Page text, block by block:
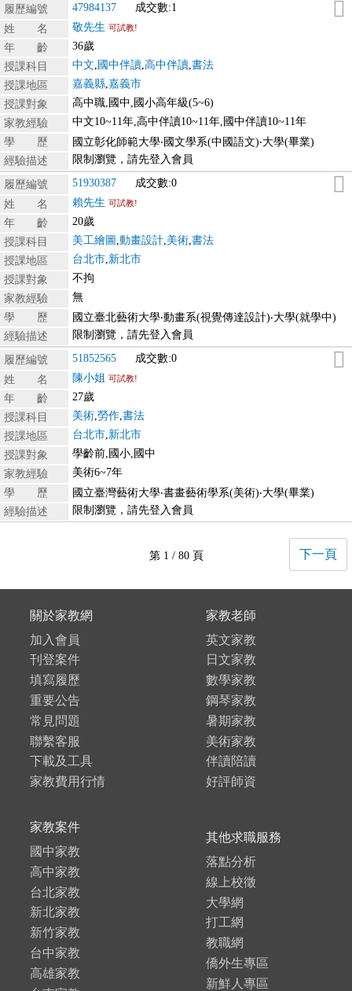
履歷編號 47984137
成交數:1
姓 名
敬先生 可試教!
年 齡
36歲
授課科目
中文 國中伴讀 高中伴讀 書法
授課地區
嘉義縣 嘉義市
授課對象
高中職,國中,國小高年級(5~6)
家教經驗
中文10~11年,高中伴讀10~11年,國中伴讀10~11年
學 歷
國立彰化師範大學‧國文學系(中國語文)‧大學(畢業)
經驗描述
限制瀏覽，請先登入會員
履歷編號 51930387
成交數:0
姓 名
賴先生 可試教!
年 齡
20歲
授課科目
美工繪圖 動畫設計 美術 書法
授課地區
台北市 新北市
授課對象
不拘
家教經驗
無
學 歷
國立臺北藝術大學‧動畫系(視覺傳達設計)‧大學(就學中)
經驗描述
限制瀏覽，請先登入會員
履歷編號 51852565
成交數:0
姓 名
陳小姐 可試教!
年 齡
27歲
授課科目
美術 勞作 書法
授課地區
台北市 新北市
授課對象
學齡前,國小,國中
家教經驗
美術6~7年
學 歷
國立臺灣藝術大學‧書畫藝術學系(美術)‧大學(畢業)
經驗描述
限制瀏覽，請先登入會員
第 1 / 80 頁 下一頁
關於家教網
加入會員
刊登案件
填寫履歷
重要公告
常見問題
聯繫客服
下載及工具
家教費用行情
家教老師
英文家教
日文家教
數學家教
鋼琴家教
暑期家教
美術家教
伴讀陪讀
好評師資
家教案件
國中家教
高中家教
台北家教
新北家教
新竹家教
台中家教
高雄家教
其他求職服務
落點分析
線上校徵
大學網
打工網
教職網
僑外生專區
新鮮人專區